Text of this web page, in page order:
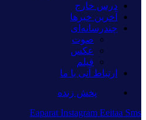
درس خارج
آخرین خبرها
چندرسانه‌ای
صوت
عکس
فیلم
ارتباط آنی با ما
پخش زنده
Eaparat Instagram Eeitaa Sms